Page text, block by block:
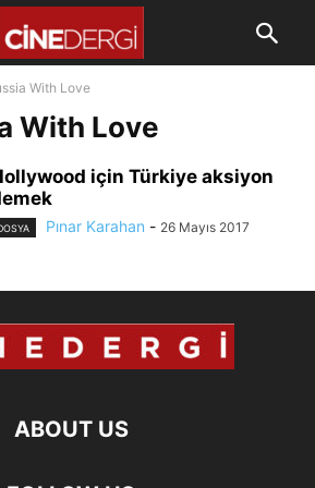
With Love
With Love
için Türkiye aksiyon
Pınar Karahan - 26 Mayıs 2017
ABOUT US